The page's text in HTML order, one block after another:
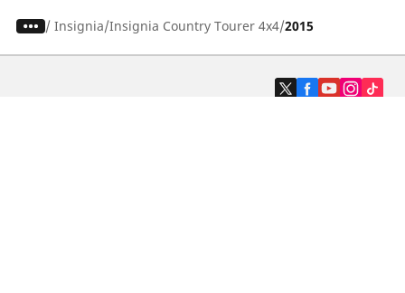
/ Insignia Insignia Country Tourer 4x4 2015